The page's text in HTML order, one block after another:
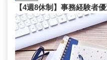
【4週8休制】事務経験者